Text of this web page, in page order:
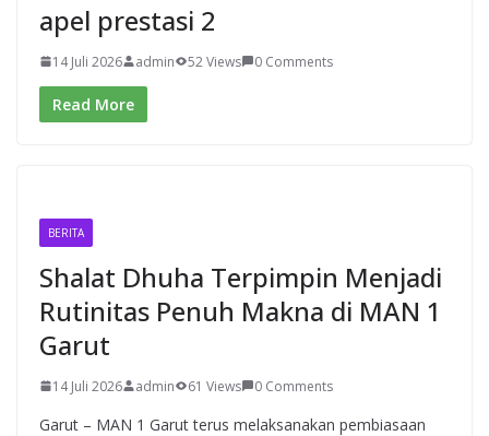
apel prestasi 2
14 Juli 2026 admin 52 Views 0 Comments
Read More
BERITA
Shalat Dhuha Terpimpin Menjadi
Rutinitas Penuh Makna di MAN 1
Garut
14 Juli 2026 admin 61 Views 0 Comments
Garut – MAN 1 Garut terus melaksanakan pembiasaan